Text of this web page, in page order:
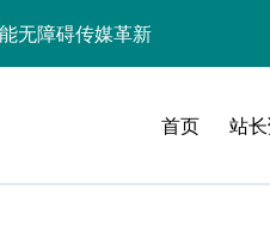
站长资源全攻略
能资源调配揭秘
交互优化实战解析
首页 站